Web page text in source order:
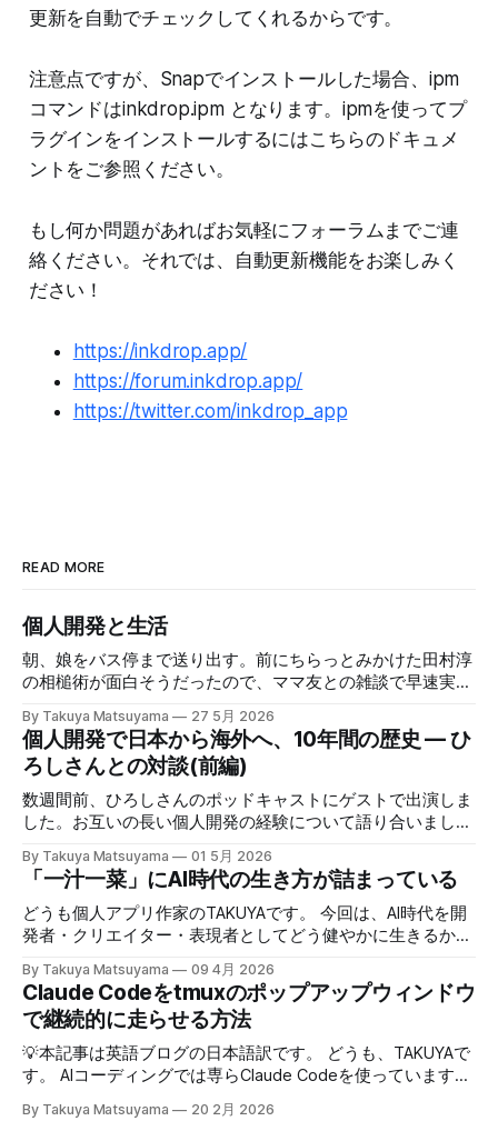
更新を自動でチェックしてくれるからです。
注意点ですが、Snapでインストールした場合、ipm
コマンドはinkdrop.ipm となります。ipmを使ってプ
ラグインをインストールするにはこちらのドキュメ
ントをご参照ください。
もし何か問題があればお気軽にフォーラムまでご連
絡ください。それでは、自動更新機能をお楽しみく
ださい！
https://inkdrop.app/
https://forum.inkdrop.app/
https://twitter.com/inkdrop_app
READ MORE
個人開発と生活
朝、娘をバス停まで送り出す。前にちらっとみかけた田村淳
の相槌術が面白そうだったので、ママ友との雑談で早速実践
で癖になっている批判的思考を完全オフにし、相槌に全神経
を注ぐ、というものだ。「へぇ」「うん」「うーん」「なる
ほど〜」と、相手の話にどんなバリエーションで返そうかと
いう所に集中する。騙されたと思って試してみて欲しいんだ
が、このお陰で相手の話がよく理解できて、自然なフォロー
アップの質問やリアクションが浮かぶようになる。こちらか
ら頑張って面白い話をひねり出す必要が無いので、気が楽に
なった。話の結論も何もいらなくて、「そうなんですね」
「いいですね」「ほんじゃお疲れ様です〜」みたいな感じで
締めくくる。反応に困ったらとりあえず「いいですね」まじ
で便利！男相手の会話でも有効。インタビューにも応用が利
きそうだ。 天気が悪くてだるいので、やる気が出るまで部
屋でレシートの撮影などの単純作業をして過ごした。レシー
トを撮ったら事務代行さんに投げる。そのうちAIに代替させ
ーラムをチェックしたら、
By Takuya Matsuyama 27 5月 2026
個人開発で日本から海外へ、10年間の歴史 — ひ
ろしさんとの対談(前編)
数週間前、ひろしさんのポッドキャストにゲストで出演しま
した。お互いの長い個人開発の経験について語り合いまし
き起こしが出来たので、こちらに掲載します。お楽しみくだ
さい。 ※ギアアイコンをクリックして、音声と字幕を日本語
に変更できます。 00:00 イントロ:TAKUYAさんようこそ
01:32 TAKUYAさんの自己紹介:WalknoteからInkdropまで
がフリーランス案件につながった 09:17 Inkdropで食えるよ
うになるまで 12:15 なぜ最初から海外市場を狙ったのか
14:54 AI登場前、英語コピーに苦戦した話 16:18 AIバイブコ
ーディング時代をどう見ているか 17:24 全てのコードを一行
ずつレビューする使い方 21:06 AIは新幹線:速さの先にあるも
の 25:53 AI時代に「感性」が大事になる 27:
By Takuya Matsuyama 01 5月 2026
「一汁一菜」にAI時代の生き方が詰まっている
どうも個人アプリ作家のTAKUYAです。 今回は、AI時代を開
発者・クリエイター・表現者としてどう健やかに生きるか、
の「健やかに生きる」とは、心身の健康を保ちながら、もの
づくりを楽しみ続けるという意味です。 読者の中にも、最
近のAIの急速な進化の中でどう生き残り、さらに活躍してい
くかを悩んでいる方は多いのではないでしょうか。正直、す
べてに対する正解はわかりません。未来を正確に予測できる
人はいないからです。 でも自分は、ソフトウェア寄りのア
ーティストとして生きる上で大事なのは、「戦略」や「堀
By Takuya Matsuyama 09 4月 2026
Claude Codeをtmuxのポップアップウィンドウ
で継続的に走らせる方法
💡本記事は英語ブログの日本語訳です。 どうも、TAKUYAで
す。 AIコーディングでは専らClaude Codeを使っています。
いたのですが、幅が狭すぎてメッセージやdiffがまともに表
By Takuya Matsuyama 20 2月 2026